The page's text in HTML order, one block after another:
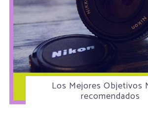
Los Mejores Objetivos
recomendados